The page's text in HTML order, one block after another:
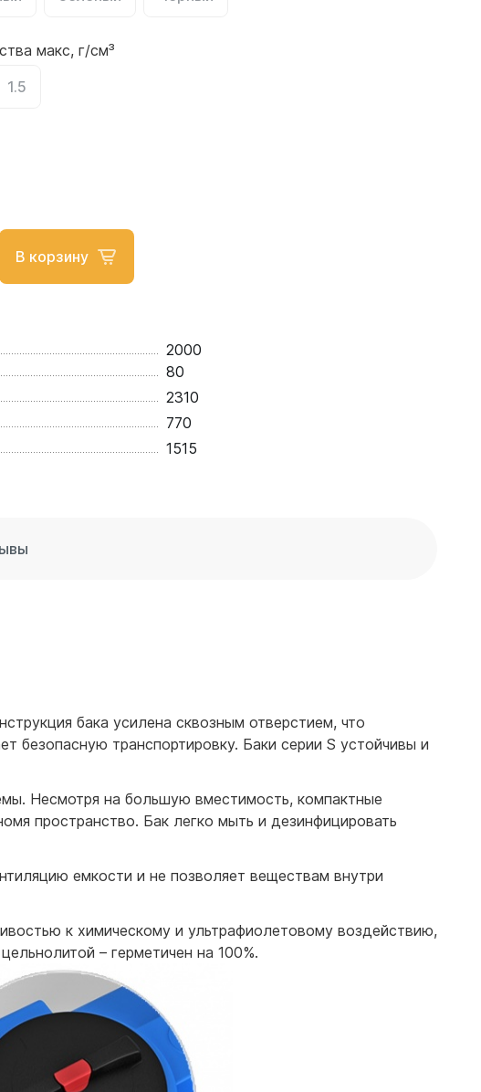
макс, г/см³
1.5
В корзину
2000
80
2310
770
1515
бака усилена сквозным отверстием, что
безопасную транспортировку. Баки серии S устойчивы и
Несмотря на большую вместимость, компактные
пространство. Бак легко мыть и дезинфицировать
емкости и не позволяет веществам внутри
к химическому и ультрафиолетовому воздействию,
– герметичен на 100%.